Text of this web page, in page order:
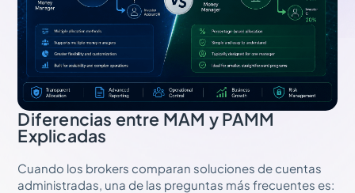
Diferencias entre MAM y PAMM
Explicadas
Cuando los brokers comparan soluciones de cuentas
administradas, una de las preguntas más frecuentes es: